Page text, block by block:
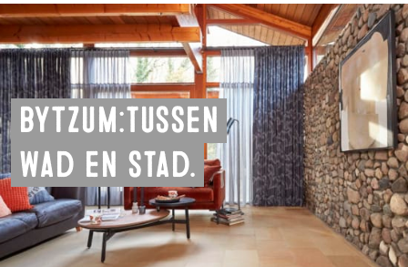
byTzum: tussen
wad en stad.